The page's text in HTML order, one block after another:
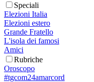
Speciali
Elezioni Italia
Elezioni estero
Grande Fratello
L'isola dei famosi
Amici
Rubriche
Oroscopo
#tgcom24amarcord